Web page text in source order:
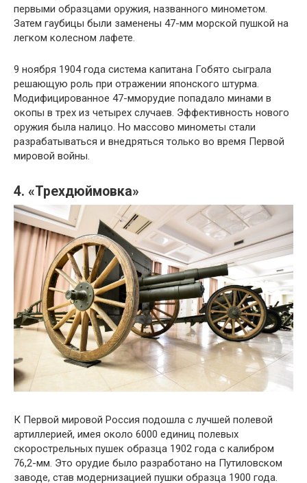
первыми образцами оружия, названного минометом.
Затем гаубицы были заменены 47-мм морской пушкой на
легком колесном лафете.
9 ноября 1904 года система капитана Гобято сыграла
решающую роль при отражении японского штурма.
Модифицированное 47-мморудие попадало минами в
окопы в трех из четырех случаев. Эффективность нового
оружия была налицо. Но массово минометы стали
разрабатываться и внедряться только во время Первой
мировой войны.
4. «Трехдюймовка»
К Первой мировой Россия подошла с лучшей полевой
артиллерией, имея около 6000 единиц полевых
скорострельных пушек образца 1902 года с калибром
76,2-мм. Это орудие было разработано на Путиловском
заводе, став модернизацией пушки образца 1900 года.